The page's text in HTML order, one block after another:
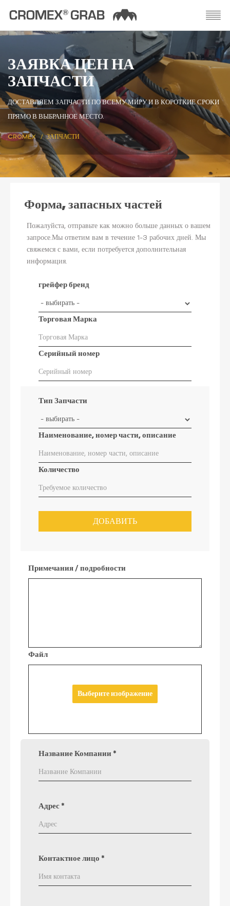
ЗАЯВКА ЦЕН НА
ЗАПЧАСТИ
ДОСТАВЛЯЕМ ЗАПЧАСТИ ПО ВСЕМУ МИРУ И В КОРОТКИЕ СРОКИ
ПРЯМО В ВЫБРАННОЕ МЕСТО.
CROMEX ЗАПЧАСТИ
Форма, запасных частей
Пожалуйста, отправьте как можно больше данных о вашем
запросе.Мы ответим вам в течение 1-3 рабочих дней. Мы
свяжемся с вами, если потребуется дополнительная
информация.
грейфер бренд
Торговая Марка
Серийный номер
Тип Запчасти
Наименование, номер части, описание
Количество
ДОБАВИТЬ
Примечания / подробности
Файл
Выберите изображение
Название Компании *
Адрес *
Контактное лицо *